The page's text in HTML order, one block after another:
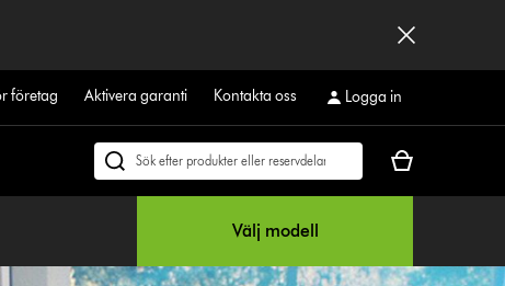
företag Aktivera garanti Kontakta oss Logga in
Sök
Kundvagnen
Välj modell